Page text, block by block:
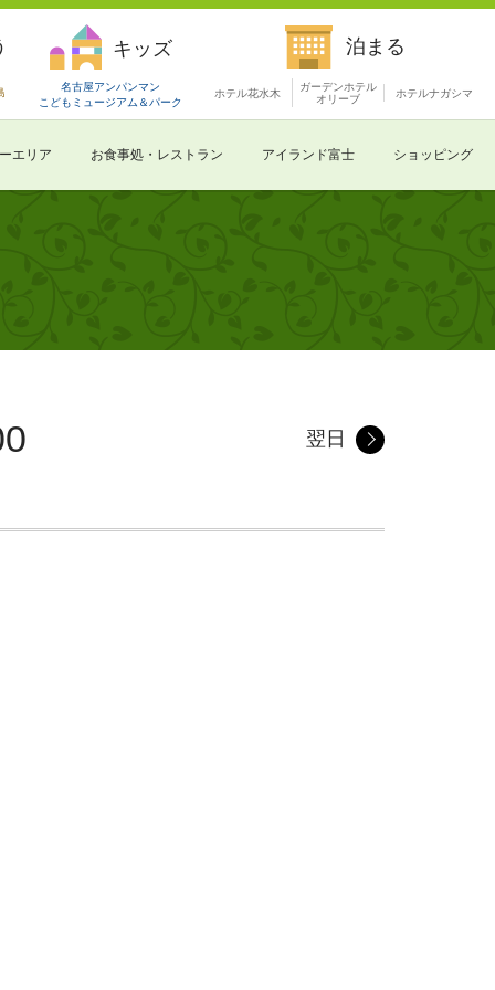
キッズ
名古屋アンパンマン
こどもミュージアム ＆パーク
泊まる
ホテル花水木
ガーデンホテル
オリーブ
ホテルナガシマ
エリア お食事処・レストラン アイランド富士 ショッピング
翌日